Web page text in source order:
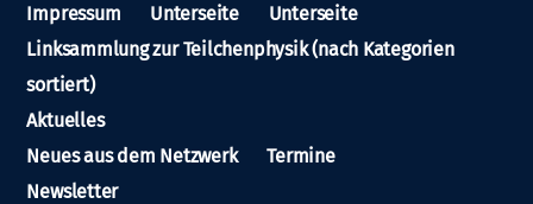
Impressum
Unterseite
Unterseite
Linksammlung zur Teilchenphysik (nach Kategorien
sortiert)
Aktuelles
Neues aus dem Netzwerk
Termine
Newsletter